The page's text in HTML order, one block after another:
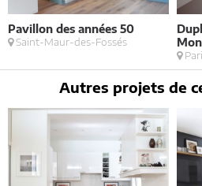
Pavillon des années 50
Saint-Maur-des-Fossés
Autres projets de